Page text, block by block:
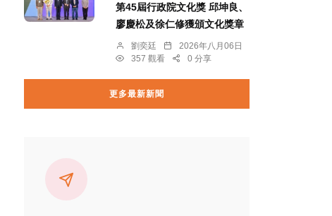
第45屆行政院文化獎 邱坤良、
廖慶松及徐仁修獲頒文化獎章
劉奕廷
2026年八月06日
357 觀看
0 分享
更多最新新聞